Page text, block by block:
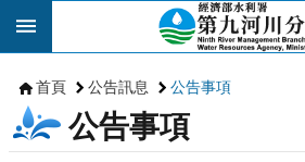
跳到主要內容區塊
首頁 公告訊息 公告事項
公告事項